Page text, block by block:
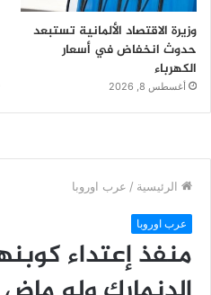
وزيرة الاقتصاد الألمانية تستبعد
حدوث انخفاض في أسعار
الكهرباء
أغسطس 8, 2026